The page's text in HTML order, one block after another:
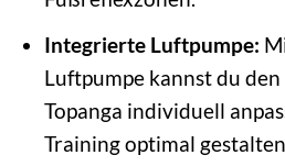
Integrierte Luftpumpe:
Luftpumpe kannst du
Topanga individuell
Training optimal